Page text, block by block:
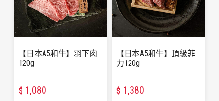
【日本A5和牛】羽下肉
120g
$ 1,080
【日本A5和牛】頂級菲
力120g
$ 1,380